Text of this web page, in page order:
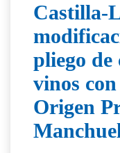
Castilla-
pliego de
vinos
Origen